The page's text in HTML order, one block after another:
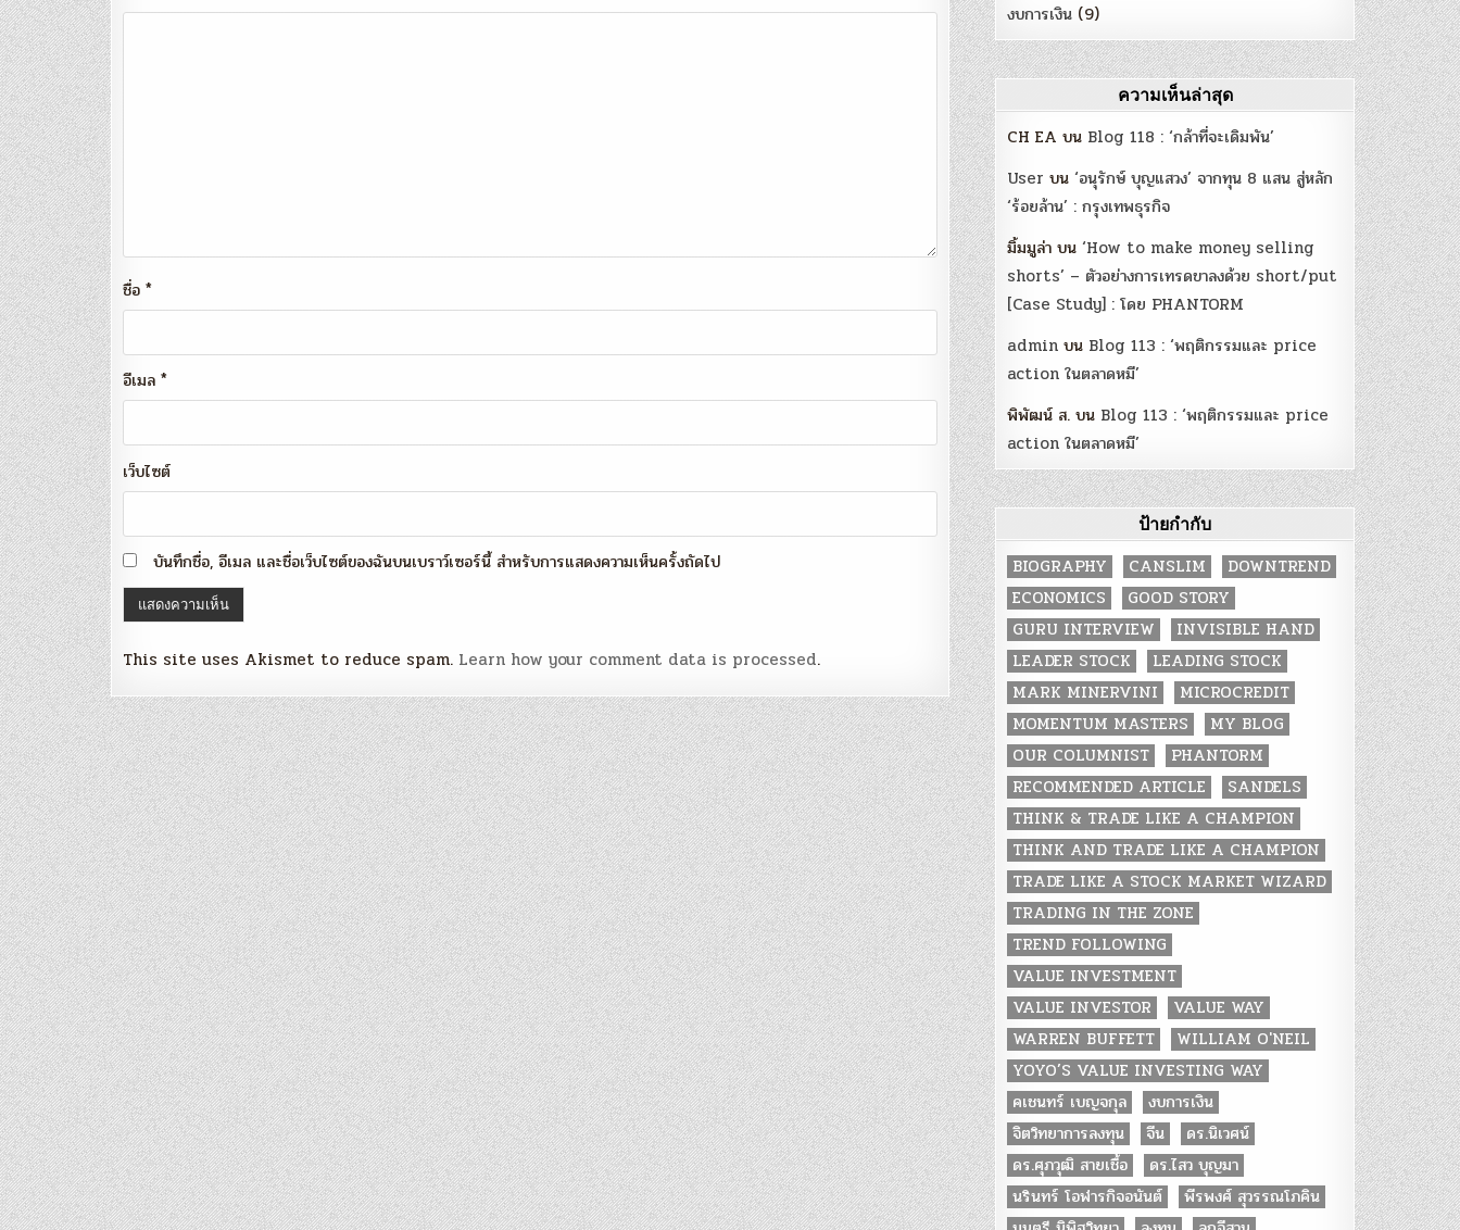
ชื่อ *
อีเมล *
เว็บไซต์
บันทึกชื่อ, อีเมล และชื่อเว็บไซต์ของฉันบนเบราว์เซอร์นี้ สำหรับการแสดงความเห็นครั้งถัดไป
This site uses Akismet to reduce spam. Learn how your comment data is processed.
งบการเงิน (9)
ความเห็นล่าสุด
CH EA บน Blog 118 : ‘กล้าที่จะเดิมพัน’
User บน‘อนุรักษ์ บุญแสวง’ จากทุน 8 แสน สู่หลัก
‘ร้อยล้าน’ : กรุงเทพธุรกิจ
มิ้มมูล่า บน‘How to make money selling
shorts’ – ตัวอย่างการเทรดขาลงด้วย short/put
[Case Study] : โดย PHANTORM
admin บน Blog 113 : ‘พฤติกรรมและ price
action ในตลาดหมี’
พิพัฒน์ ส. บน Blog 113 : ‘พฤติกรรมและ price
action ในตลาดหมี’
ป้ายกำกับ
BIOGRAPHY CANSLIM
DOWNTREND
ECONOMICS
GOOD STORY
GURU INTERVIEW
INVISIBLE HAND
LEADER STOCK
LEADING STOCK
MARK MINERVINI
MICROCREDIT
MOMENTUM MASTERS
MY BLOG
OUR COLUMNIST
PHANTORM
RECOMMENDED ARTICLE
SANDELS
THINK & TRADE LIKE A CHAMPION
THINK AND TRADE LIKE A CHAMPION
TRADE LIKE A STOCK MARKET WIZARD
TRADING IN THE ZONE
TREND FOLLOWING
VALUE INVESTMENT
VALUE INVESTOR
VALUE WAY
WARREN BUFFETT
WILLIAM O'NEIL
YOYO’S VALUE INVESTING WAY
คเชนทร์ เบญจกุล
งบการเงิน
จิตวิทยาการลงทุน
จีน
ดร.นิเวศน์
ดร.ศุภวุฒิ สายเชื้อ
ดร.ไสว บุญมา
นรินทร์ โอฬารกิจอนันต์
พีรพงศ์ สุวรรณโภคิน